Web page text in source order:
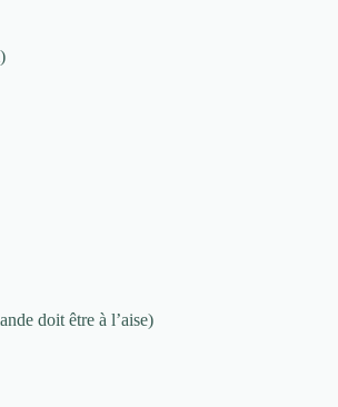
doit être à l’aise)